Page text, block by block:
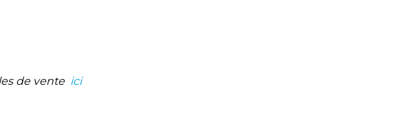
de vente ici